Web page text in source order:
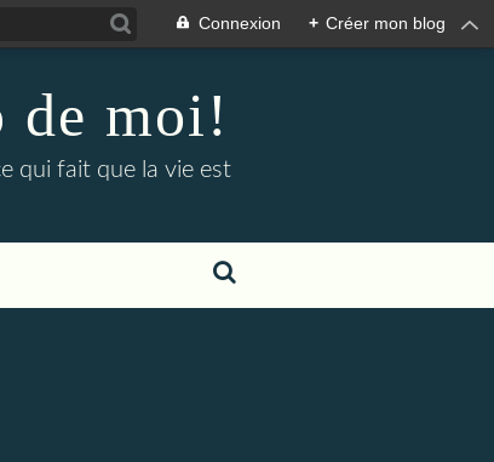
Connexion + Créer mon blog
de moi!
qui fait que la vie est